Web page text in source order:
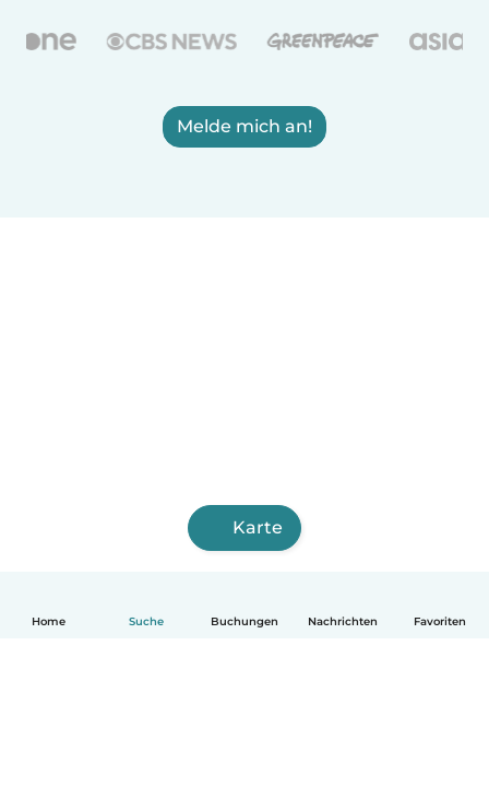
Home Suche Buchungen Nachrichten Favoriten
Melde mich an!
Karte